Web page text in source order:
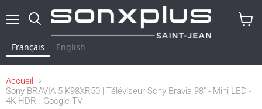
Français English
Accueil
Sony BRAVIA 5 K98XR50 | Téléviseur Sony Bravia 98" - Mini LED -
4K HDR - Google TV